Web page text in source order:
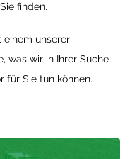
finden.
einem unserer
was wir in Ihrer Suche
für Sie tun können.